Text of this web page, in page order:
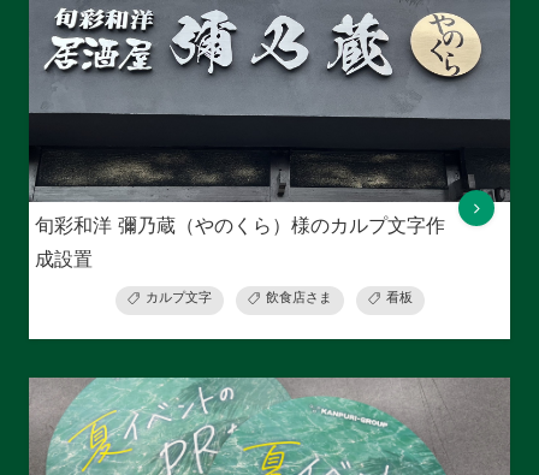
旬彩和洋 彌乃蔵（やのくら）様のカルプ文字作
成設置
カルプ文字 飲食店さま 看板